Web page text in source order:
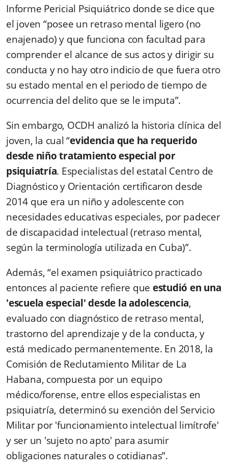
Informe Pericial Psiquiátrico donde se dice que
el joven “posee un retraso mental ligero (no
enajenado) y que funciona con facultad para
comprender el alcance de sus actos y dirigir su
conducta y no hay otro indicio de que fuera otro
su estado mental en el periodo de tiempo de
ocurrencia del delito que se le imputa”.
Sin embargo, OCDH analizó la historia clínica del
joven, la cual “evidencia que ha requerido
desde niño tratamiento especial por
psiquiatría. Especialistas del estatal Centro de
Diagnóstico y Orientación certificaron desde
2014 que era un niño y adolescente con
necesidades educativas especiales, por padecer
de discapacidad intelectual (retraso mental,
según la terminología utilizada en Cuba)”.
Además, “el examen psiquiátrico practicado
entonces al paciente refiere que estudió en una
'escuela especial' desde la adolescencia,
evaluado con diagnóstico de retraso mental,
trastorno del aprendizaje y de la conducta, y
está medicado permanentemente. En 2018, la
Comisión de Reclutamiento Militar de La
Habana, compuesta por un equipo
médico/forense, entre ellos especialistas en
psiquiatría, determinó su exención del Servicio
Militar por 'funcionamiento intelectual limítrofe'
y ser un 'sujeto no apto' para asumir
obligaciones naturales o cotidianas”.